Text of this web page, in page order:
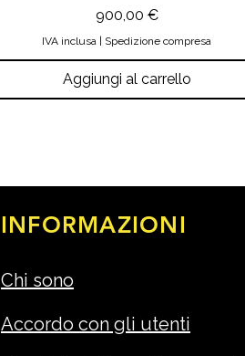
Prezzo
900,00 €
IVA inclusa Spedizione compresa
Aggiungi al carrello
INFORMAZIONI
Chi sono
Accordo con gli utenti